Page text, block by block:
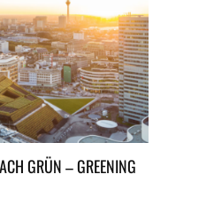
GRÜN – GREENING